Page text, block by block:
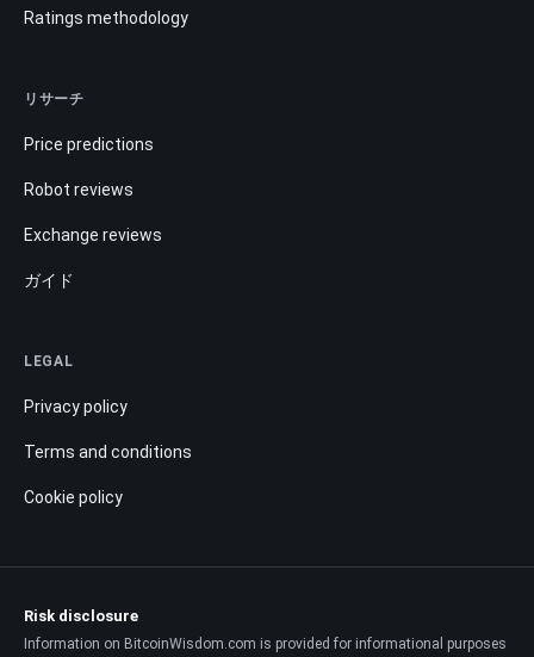
Ratings methodology
リサーチ
Price predictions
Robot reviews
Exchange reviews
ガイド
LEGAL
Privacy policy
Terms and conditions
Cookie policy
Risk disclosure
Information on BitcoinWisdom.com is provided for informational purposes